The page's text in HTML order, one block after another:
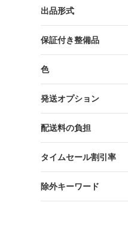
出品形式
保証付き整備品
色
発送オプション
配送料の負担
タイムセール割引率
除外キーワード